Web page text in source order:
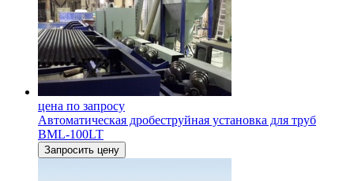
цена по запросу
Автоматическая дробеструйная установка для труб
BML-100LT
Запросить цену